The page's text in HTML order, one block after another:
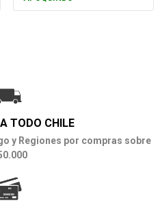
TODO CHILE
y Regiones por compras sobre